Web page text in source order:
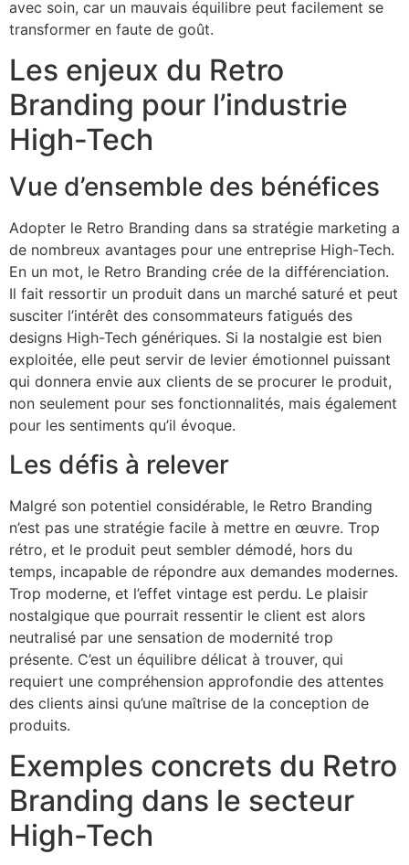
avec soin, car un mauvais équilibre peut facilement se
transformer en faute de goût.
Les enjeux du Retro
Branding pour l’industrie
High-Tech
Vue d’ensemble des bénéfices
Adopter le Retro Branding dans sa stratégie marketing a
de nombreux avantages pour une entreprise High-Tech.
En un mot, le Retro Branding crée de la différenciation.
Il fait ressortir un produit dans un marché saturé et peut
susciter l’intérêt des consommateurs fatigués des
designs High-Tech génériques. Si la nostalgie est bien
exploitée, elle peut servir de levier émotionnel puissant
qui donnera envie aux clients de se procurer le produit,
non seulement pour ses fonctionnalités, mais également
pour les sentiments qu’il évoque.
Les défis à relever
Malgré son potentiel considérable, le Retro Branding
n’est pas une stratégie facile à mettre en œuvre. Trop
rétro, et le produit peut sembler démodé, hors du
temps, incapable de répondre aux demandes modernes.
Trop moderne, et l’effet vintage est perdu. Le plaisir
nostalgique que pourrait ressentir le client est alors
neutralisé par une sensation de modernité trop
présente. C’est un équilibre délicat à trouver, qui
requiert une compréhension approfondie des attentes
des clients ainsi qu’une maîtrise de la conception de
produits.
Exemples concrets du Retro
Branding dans le secteur
High-Tech